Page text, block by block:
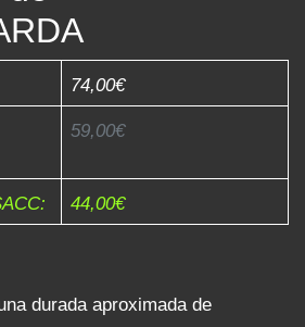
74,00€
59,00€
​44,00€